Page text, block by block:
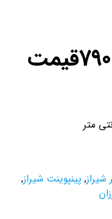
پین پوینتر ام دی 790قیمت
,پینپوینت شیراز,